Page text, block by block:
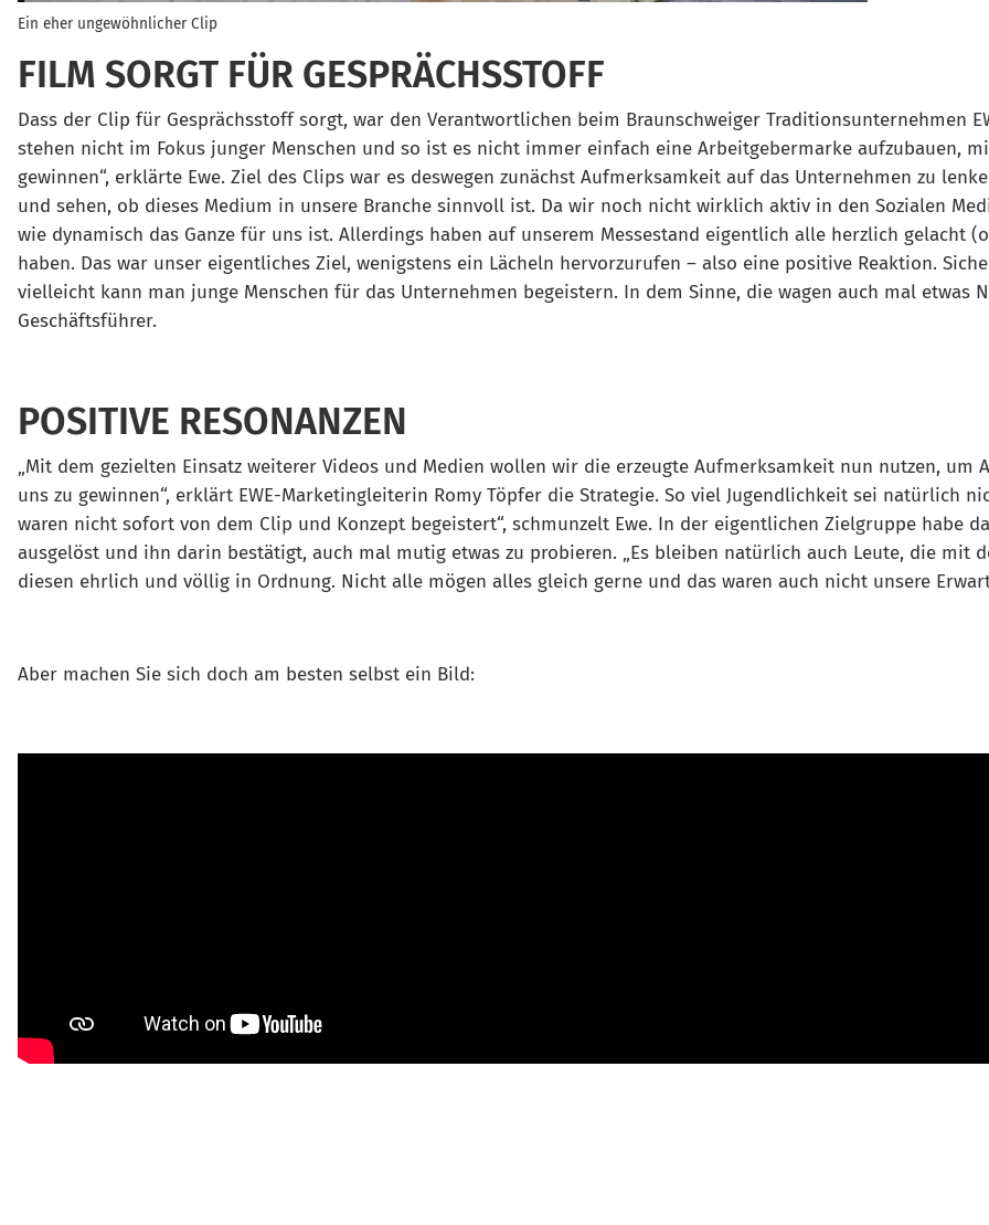
Ein eher ungewöhnlicher Clip
FILM SORGT FÜR GESPRÄCHSSTOFF
Dass der Clip für Gesprächsstoff sorgt, war den Verantwortlichen beim Braunschweiger Traditionsunternehmen
stehen nicht im Fokus junger Menschen und so ist es nicht immer einfach eine Arbeitgebermarke aufzubauen,
gewinnen“, erklärte Ewe. Ziel des Clips war es deswegen zunächst Aufmerksamkeit auf das Unternehmen zu
und sehen, ob dieses Medium in unsere Branche sinnvoll ist. Da wir noch nicht wirklich aktiv in den Sozialen
wie dynamisch das Ganze für uns ist. Allerdings haben auf unserem Messestand eigentlich alle herzlich gelacht
haben. Das war unser eigentliches Ziel, wenigstens ein Lächeln hervorzurufen – also eine positive Reaktion.
vielleicht kann man junge Menschen für das Unternehmen begeistern. In dem Sinne, die wagen auch mal etwas
Geschäftsführer.
POSITIVE RESONANZEN
„Mit dem gezielten Einsatz weiterer Videos und Medien wollen wir die erzeugte Aufmerksamkeit nun nutzen,
uns zu gewinnen“, erklärt EWE-Marketingleiterin Romy Töpfer die Strategie. So viel Jugendlichkeit sei natürlich
waren nicht sofort von dem Clip und Konzept begeistert“, schmunzelt Ewe. In der eigentlichen Zielgruppe habe
ausgelöst und ihn darin bestätigt, auch mal mutig etwas zu probieren. „Es bleiben natürlich auch Leute, die mit
diesen ehrlich und völlig in Ordnung. Nicht alle mögen alles gleich gerne und das waren auch nicht unsere
Aber machen Sie sich doch am besten selbst ein Bild: